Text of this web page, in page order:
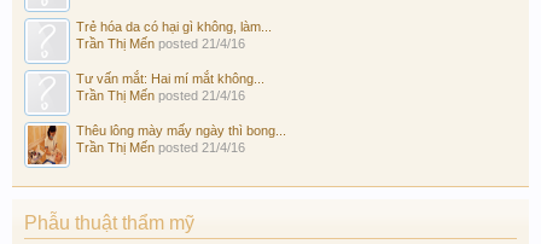
Trẻ hóa da có hại gì không, làm...
Trần Thị Mến posted 21/4/16
Tư vấn mắt: Hai mí mắt không...
Trần Thị Mến posted 21/4/16
Thêu lông mày mấy ngày thì bong...
Trần Thị Mến posted 21/4/16
Phẫu thuật thẩm mỹ